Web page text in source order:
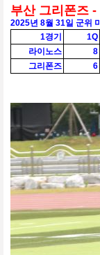
부산 그리폰즈
2025년 8월 31일 군위
1경기
1Q
라이노스
8
그리폰즈
6